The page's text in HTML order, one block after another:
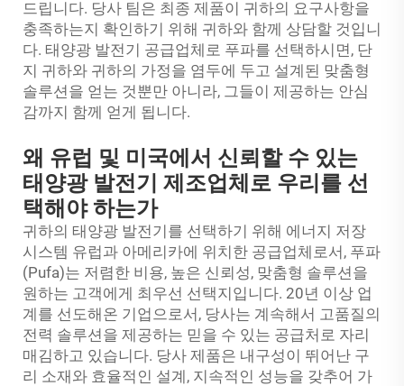
드립니다. 당사 팀은 최종 제품이 귀하의 요구사항을
충족하는지 확인하기 위해 귀하와 함께 상담할 것입니
다. 태양광 발전기 공급업체로 푸파를 선택하시면, 단
지 귀하와 귀하의 가정을 염두에 두고 설계된 맞춤형
솔루션을 얻는 것뿐만 아니라, 그들이 제공하는 안심
감까지 함께 얻게 됩니다.
왜 유럽 및 미국에서 신뢰할 수 있는
태양광 발전기 제조업체로 우리를 선
택해야 하는가
귀하의 태양광 발전기를 선택하기 위해 에너지 저장
시스템 유럽과 아메리카에 위치한 공급업체로서, 푸파
(Pufa)는 저렴한 비용, 높은 신뢰성, 맞춤형 솔루션을
원하는 고객에게 최우선 선택지입니다. 20년 이상 업
계를 선도해온 기업으로서, 당사는 계속해서 고품질의
전력 솔루션을 제공하는 믿을 수 있는 공급처로 자리
매김하고 있습니다. 당사 제품은 내구성이 뛰어난 구
리 소재와 효율적인 설계, 지속적인 성능을 갖추어 가